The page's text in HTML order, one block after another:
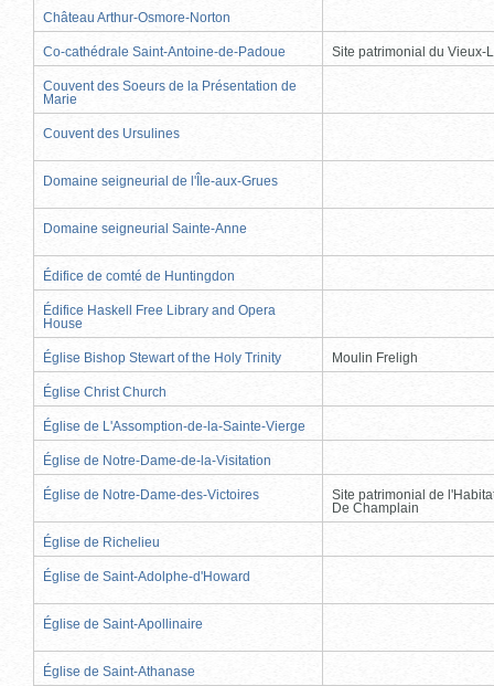
Château Arthur-Osmore-Norton
Co-cathédrale Saint-Antoine-de-Padoue Site patrimonial du Vieux-
Couvent des Soeurs de la Présentation de
Marie
Couvent des Ursulines
Domaine seigneurial de l'Île-aux-Grues
Domaine seigneurial Sainte-Anne
Édifice de comté de Huntingdon
Édifice Haskell Free Library and Opera
House
Église Bishop Stewart of the Holy Trinity Moulin Freligh
Église Christ Church
Église de L'Assomption-de-la-Sainte-Vierge
Église de Notre-Dame-de-la-Visitation
Église de Notre-Dame-des-Victoires
Site patrimonial de
De Champlain
Église de Richelieu
Église de Saint-Adolphe-d'Howard
Église de Saint-Apollinaire
Église de Saint-Athanase